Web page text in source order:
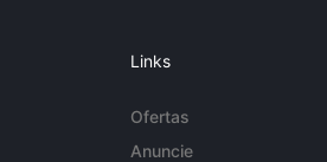
Links
Ofertas
Anuncie